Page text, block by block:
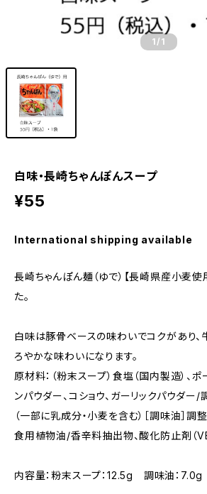
1 /1
白味・長崎ちゃんぽんスープ
¥55
International shipping available
長崎ちゃんぽん麺（ゆで）【長崎県産小麦使
た。
白味は豚骨ベースの味わいでコクがあり、
ろやかな味わいになります。
原材料：（粉末スープ）食塩（国内製造）、
ンパウダー、コショウ、ガーリックパウダー/
（一部に乳成分・小麦を含む）［調味油］調整
食用植物油/香辛料抽出物、酸化防止剤（VE
内容量：粉末スープ：12.5g 調味油：7.0g